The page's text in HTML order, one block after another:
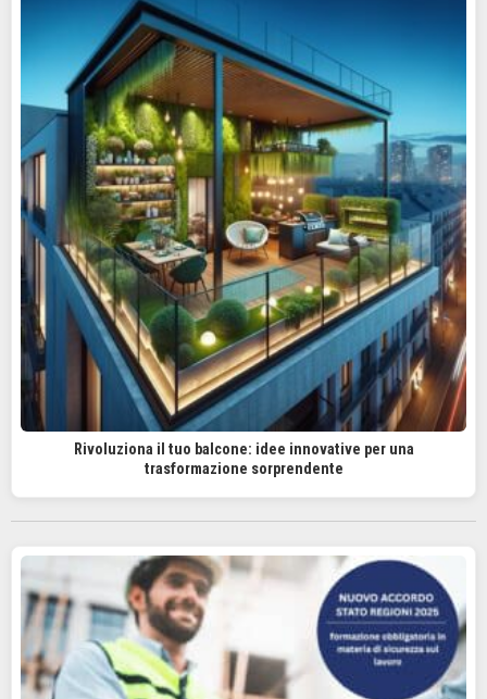
Rivoluziona il tuo balcone: idee innovative per una
trasformazione sorprendente